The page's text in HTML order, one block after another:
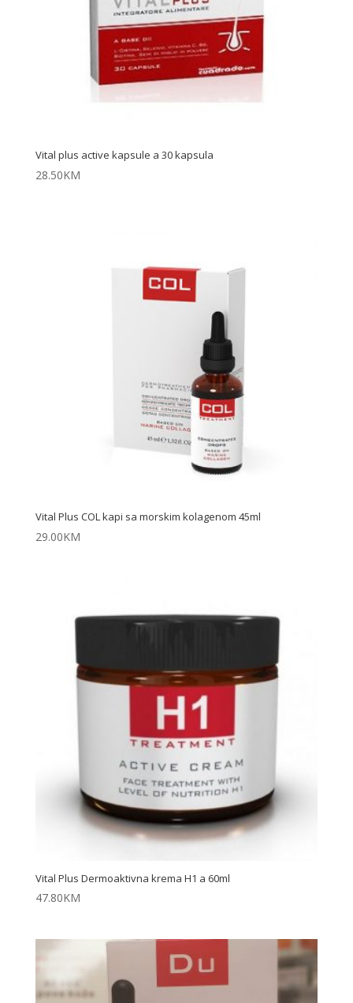
Vital plus active kapsule a 30 kapsula
28.50KM
Vital Plus COL kapi sa morskim kolagenom 45ml
29.00KM
Vital Plus Dermoaktivna krema H1 a 60ml
47.80KM